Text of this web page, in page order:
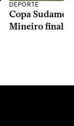
DEPORTE
Copa
Mineiro